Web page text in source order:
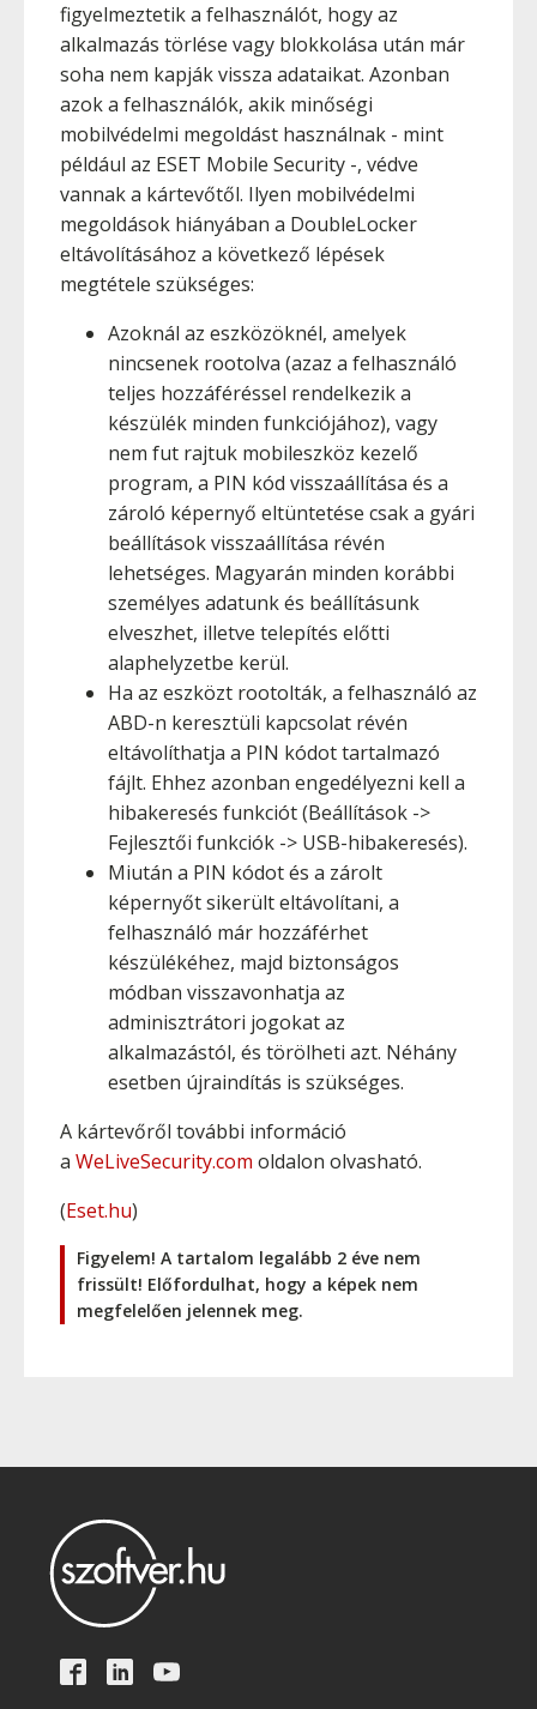
figyelmeztetik a felhasználót, hogy az
alkalmazás törlése vagy blokkolása után már
soha nem kapják vissza adataikat. Azonban
azok a felhasználók, akik minőségi
mobilvédelmi megoldást használnak - mint
például az ESET Mobile Security -, védve
vannak a kártevőtől. Ilyen mobilvédelmi
megoldások hiányában a DoubleLocker
eltávolításához a következő lépések
megtétele szükséges:
Azoknál az eszközöknél, amelyek
nincsenek rootolva (azaz a felhasználó
teljes hozzáféréssel rendelkezik a
készülék minden funkciójához), vagy
nem fut rajtuk mobileszköz kezelő
program, a PIN kód visszaállítása és a
zároló képernyő eltüntetése csak a gyári
beállítások visszaállítása révén
lehetséges. Magyarán minden korábbi
személyes adatunk és beállításunk
elveszhet, illetve telepítés előtti
alaphelyzetbe kerül.
Ha az eszközt rootolták, a felhasználó az
ABD-n keresztüli kapcsolat révén
eltávolíthatja a PIN kódot tartalmazó
fájlt. Ehhez azonban engedélyezni kell a
hibakeresés funkciót (Beállítások ->
Fejlesztői funkciók -> USB-hibakeresés).
Miután a PIN kódot és a zárolt
képernyőt sikerült eltávolítani, a
felhasználó már hozzáférhet
készülékéhez, majd biztonságos
módban visszavonhatja az
adminisztrátori jogokat az
alkalmazástól, és törölheti azt. Néhány
esetben újraindítás is szükséges.
A kártevőről további információ
a WeLiveSecurity.com oldalon olvasható.
(Eset.hu)
Figyelem! A tartalom legalább 2 éve nem
frissült! Előfordulhat, hogy a képek nem
megfelelően jelennek meg.